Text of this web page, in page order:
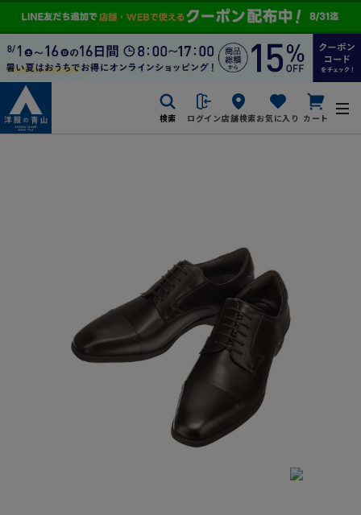
検索 ログイン店舗検索お気に入り カート